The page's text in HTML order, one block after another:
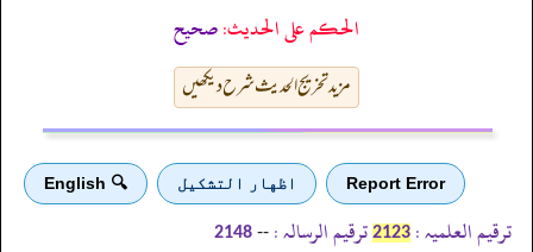
الحكم على الحديث:صحيح
مزید تخریج الحدیث شرح دیکھیں
Report Error اظهار التشكيل 🔍 English
ترقیم العلمیہ : 2123 ترقیم الرسالہ : --
2148